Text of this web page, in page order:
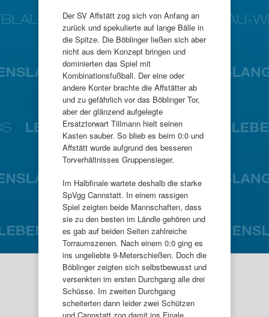
Der SV Affstätt zog sich von Anfang an
zurück und spekulierte auf lange Bälle in
die Spitze. Die Böblinger ließen sich aber
nicht aus dem Konzept bringen und
dominierten das Spiel mit
Kombinationsfußball. Der eine oder
andere Konter brachte die Affstätter ab
und zu gefährlich vor das Böblinger Tor,
aber der glänzend aufgelegte
Ersatztorwart Tillmann hielt seinen
Kasten sauber. So blieb es beim 0:0 und
Affstätt wurde aufgrund des besseren
Torverhältnisses Gruppensieger.
Im Halbfinale wartete deshalb die starke
SpVgg Cannstatt. In einem rassigen
Spiel zeigten beide Mannschaften, dass
sie zu den besten im Ländle gehören und
es gab auf beiden Seiten zahlreiche
Torraumszenen. Nach einem 0:0 ging es
ins ungeliebte 9-Meterschießen. Doch die
Böblinger zeigten sich selbstbewusst und
versenkten im ersten Durchgang alle drei
Schüsse. Im zweiten Durchgang
scheiterten dann leider zwei Schützen